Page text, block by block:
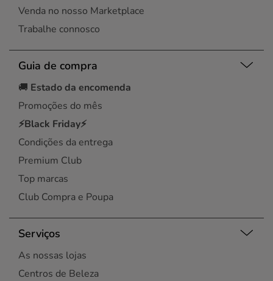
Venda no nosso Marketplace
Trabalhe connosco
Guia de compra
🚚 Estado da encomenda
Promoções do mês
⚡Black Friday⚡
Condições da entrega
Premium Club
Top marcas
Club Compra e Poupa
Serviços
As nossas lojas
Centros de Beleza